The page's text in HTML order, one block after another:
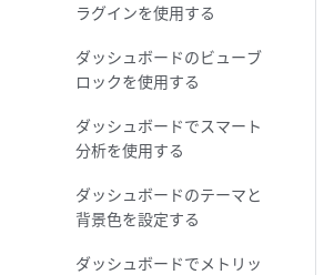
ラグインを使用する
ダッシュボードのビューブ
ロックを使用する
ダッシュボードでスマート
分析を使用する
ダッシュボードのテーマと
背景色を設定する
ダッシュボードでメトリッ